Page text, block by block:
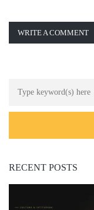
WRITE A COMMENT
RECENT POSTS